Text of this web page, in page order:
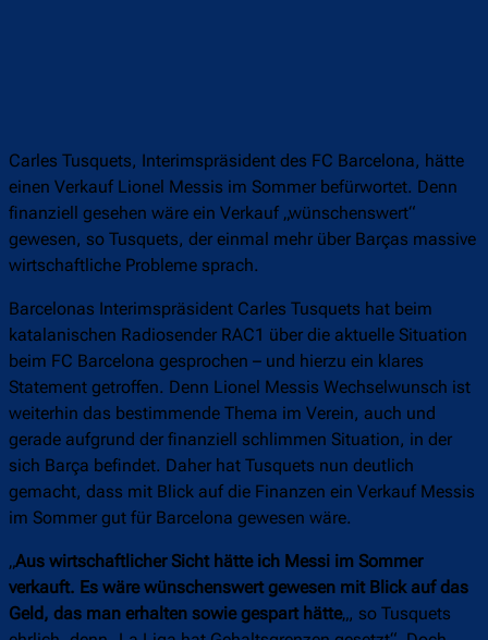
Carles Tusquets, Interimspräsident des FC Barcelona, hätte
einen Verkauf Lionel Messis im Sommer befürwortet. Denn
finanziell gesehen wäre ein Verkauf „wünschenswert“
gewesen, so Tusquets, der einmal mehr über Barças massive
wirtschaftliche Probleme sprach.
Barcelonas Interimspräsident Carles Tusquets hat beim
katalanischen Radiosender RAC1 über die aktuelle Situation
beim FC Barcelona gesprochen – und hierzu ein klares
Statement getroffen. Denn Lionel Messis Wechselwunsch ist
weiterhin das bestimmende Thema im Verein, auch und
gerade aufgrund der finanziell schlimmen Situation, in der
sich Barça befindet. Daher hat Tusquets nun deutlich
gemacht, dass mit Blick auf die Finanzen ein Verkauf Messis
im Sommer gut für Barcelona gewesen wäre.
„Aus wirtschaftlicher Sicht hätte ich Messi im Sommer
verkauft. Es wäre wünschenswert gewesen mit Blick auf das
Geld, das man erhalten sowie gespart hätte„, so Tusquets